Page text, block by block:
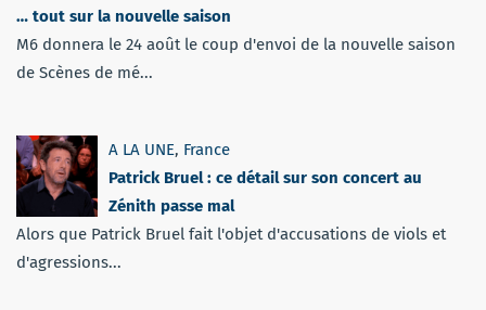
… tout sur la nouvelle saison
M6 donnera le 24 août le coup d'envoi de la nouvelle saison
de Scènes de mé...
A LA UNE, France
Patrick Bruel : ce détail sur son concert au
Zénith passe mal
Alors que Patrick Bruel fait l'objet d'accusations de viols et
d'agressions...